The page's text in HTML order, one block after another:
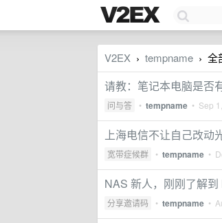
V2EX › tempname › 全
请教：笔记本电脑是否
问与答 • tempname • Sep
上海电信不让自己改动
宽带症候群 • tempname •
NAS 新人，刚刚了解
分享邀请码 • tempname •